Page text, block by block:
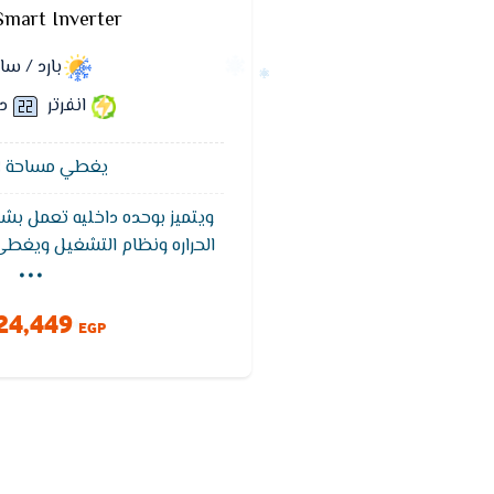
Inverter
بارد /
انفرتر
يغطي مساحة 12 متر²
ويتميز بوحده داخليه تعمل
الحراره ونظام التشغيل
التبريد ويتميز تكييف فريش
للوصول لدرجه الحراره
وخاصيه التنظيف الذاتى ويعمل
...
EGP